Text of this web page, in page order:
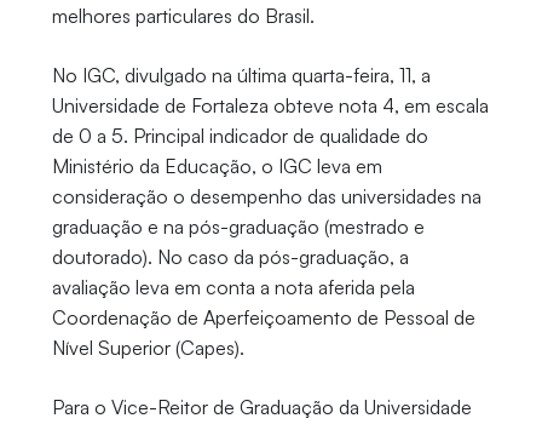
melhores particulares do Brasil.
No IGC, divulgado na última quarta-feira, 11, a
Universidade de Fortaleza obteve nota 4, em escala
de 0 a 5. Principal indicador de qualidade do
Ministério da Educação, o IGC leva em
consideração o desempenho das universidades na
graduação e na pós-graduação (mestrado e
doutorado). No caso da pós-graduação, a
avaliação leva em conta a nota aferida pela
Coordenação de Aperfeiçoamento de Pessoal de
Nível Superior (Capes).
Para o Vice-Reitor de Graduação da Universidade